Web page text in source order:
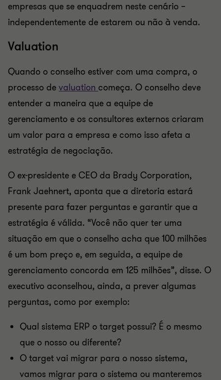
empresas que se enquadrem neste cenário –
independentemente de estarem ou não à venda.
Valuation
Quando o conselho estiver com uma compra, o
processo de valuation começa. O conselho deve
entender a maneira que a equipe de
gerenciamento e os consultores externos criaram
um valor para a empresa e como isso afeta a
estratégia de negociação.
O ex-presidente e CEO da Brady Corporation,
Frank Jaehnert, aponta que a diretoria estará
presente para fazer perguntas e garantir que a
estratégia é válida. “Você não quer ter uma
situação em que o conselho acha que 100 milhões
é um bom preço e, em seguida, a equipe de
gerenciamento concorda em 125 milhões”, disse. O
executivo aconselhou, ainda, a prever algumas
perguntas, como por exemplo:
Qual sistema ERP o target possui? É o mesmo
que o nosso ou diferente?
O target vai migrar para o nosso sistema,
vamos migrar para o sistema ou manteremos